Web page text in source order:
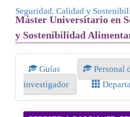
Seguridad, Calidad y
Máster Universitario en
y Sostenibilidad
Guías
Personal
investigador